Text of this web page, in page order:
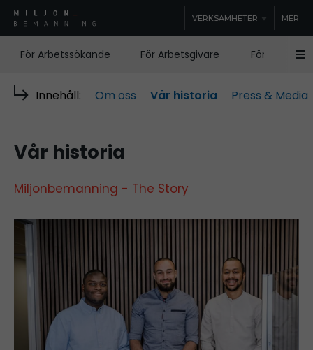
VERKSAMHETER MER
För Arbetssökande För Arbetsgivare För
Innehåll: Om oss Vår historia Press & Media
Vår historia
Miljonbemanning - The Story